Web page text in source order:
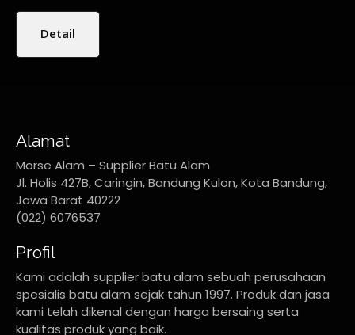
Detail
Alamat
Morse Alam – Supplier Batu Alam
Jl. Holis 427B, Caringin, Bandung Kulon, Kota Bandung,
Jawa Barat 40222
(022) 6076537
Profil
Kami adalah supplier batu alam sebuah perusahaan
spesialis batu alam sejak tahun 1997. Produk dan jasa
kami telah dikenal dengan harga bersaing serta
kualitas produk yang baik.